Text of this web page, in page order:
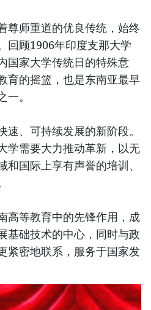
尊师重道的优良传统，始终
回顾1906年印度支那大学
国家大学传统日的特殊意
育的摇篮，也是东南亚最早
。
、可持续发展的新阶段。
学需要大力推动革新，以无
国际上享有声誉的培训、
高等教育中的先锋作用，成
基础技术的中心，同时与政
紧密地联系，服务于国家发